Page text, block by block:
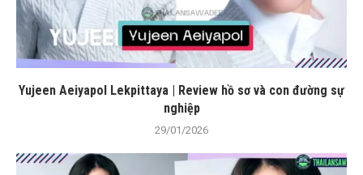
Yujeen Aeiyapol Lekpittaya | Review hồ sơ và con đường sự
nghiệp
29/01/2026